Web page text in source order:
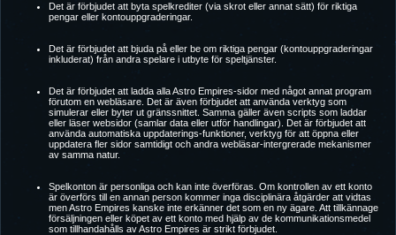
Det är förbjudet att byta spelkrediter (via skrot eller annat sätt) för riktiga
pengar eller kontouppgraderingar.
Det är förbjudet att bjuda på eller be om riktiga pengar (kontouppgraderingar
inkluderat) från andra spelare i utbyte för speltjänster.
Det är förbjudet att ladda alla Astro Empires-sidor med något annat program
förutom en webläsare. Det är även förbjudet att använda verktyg som
simulerar eller byter ut gränssnittet. Samma gäller även scripts som laddar
eller läser websidor (samlar data eller utför handlingar). Det är förbjudet att
använda automatiska uppdaterings-funktioner, verktyg för att öppna eller
uppdatera fler sidor samtidigt och andra webläsar-intergrerade mekanismer
av samma natur.
Spelkonton är personliga och kan inte överföras. Om kontrollen av ett konto
är överförs till en annan person kommer inga disciplinära åtgärder att vidtas
men Astro Empires kanske inte erkänner det som en ny ägare. Att tillkännage
försäljningen eller köpet av ett konto med hjälp av de kommunikationsmedel
som tillhandahålls av Astro Empires är strikt förbjudet.